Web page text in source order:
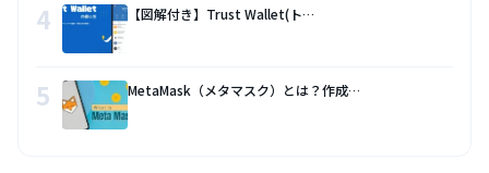
4 【図解付き】Trust Wallet(ト…
5 MetaMask（メタマスク）とは？作成…